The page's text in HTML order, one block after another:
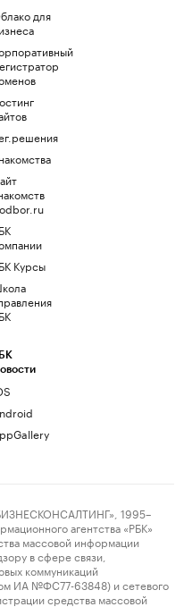
для
Курсы
1995–
агентства «РБК»
массовой информации
в сфере связи,
коммуникаций
ИА №ФС77-63848) и сетевого
средства массовой